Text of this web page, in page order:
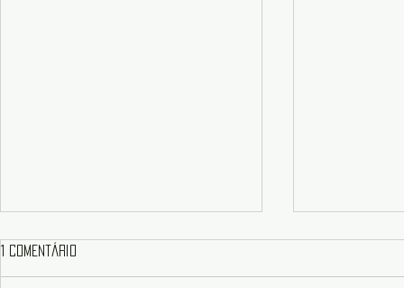
1 comentário